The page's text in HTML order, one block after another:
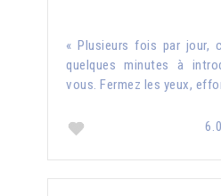
« Plusieurs fois par jour,
quelques minutes à
vous. Fermez les yeux,